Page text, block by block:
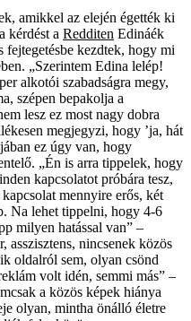
amikkel az elején égették ki
kérdést a Redditen Edináék
fejtegetésbe kezdtek, hogy mi
„Szerintem Edina lelép!
alkotói szabadságra megy,
szépen bepakolja a
lesz ez most nagy dobra
megjegyzi, hogy ’ja, hát
ez úgy van, hogy
„Én is arra tippelek, hogy
kapcsolatot próbára tesz,
mennyire erős, két
Na lehet tippelni, hogy 4-6
milyen hatással van” –
asszisztens, nincsenek közös
oldalról sem, olyan csönd
volt idén, semmi más” –
a közös képek hiánya
olyan, mintha önálló életre